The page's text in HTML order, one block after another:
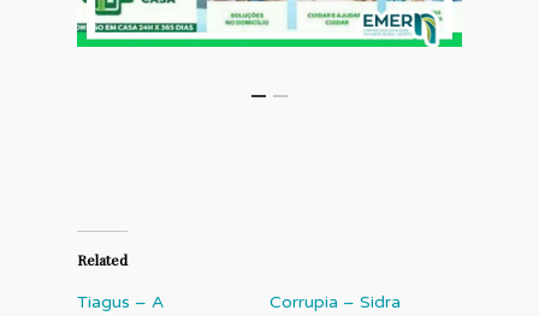
Related
Tiagus – A
Corrupia – Sidra